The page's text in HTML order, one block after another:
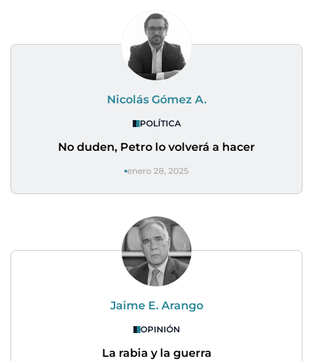
Nicolás Gómez A.
POLÍTICA
No duden, Petro lo volverá a hacer
enero 28, 2025
Jaime E. Arango
OPINIÓN
La rabia y la guerra